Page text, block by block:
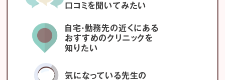
口コミを聞いてみたい
自宅・勤務先の近くにある
おすすめのクリニックを
知りたい
気になっている先生の